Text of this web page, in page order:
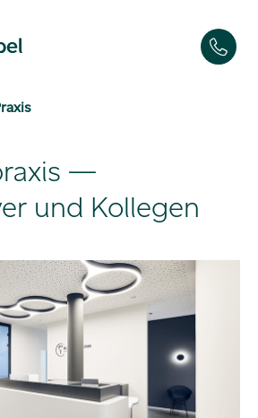
—
und Kollegen